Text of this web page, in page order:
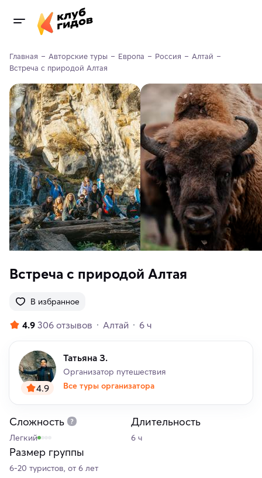
Главная Авторские туры Европа Россия
Алтай
Встреча с природой Алтая
Встреча с природой Алтая
В избранное
4.9 306 отзывов Алтай 6 ч
4.9
Татьяна З.
Организатор путешествия
Все туры организатора
Сложность
Легкий
Длительность
6 ч
Размер группы
6-20 туристов, от 6 лет